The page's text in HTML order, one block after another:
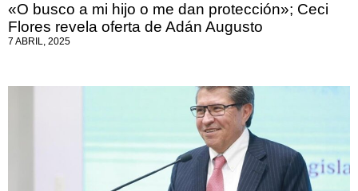
«O busco a mi hijo o me dan protección»; Ceci
Flores revela oferta de Adán Augusto
7 ABRIL, 2025